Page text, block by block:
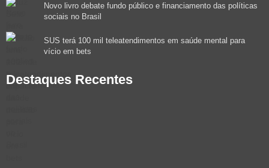
Novo livro debate fundo público e financiamento das políticas
sociais no Brasil
SUS terá 100 mil teleatendimentos em saúde mental para
vício em bets
Destaques Recentes